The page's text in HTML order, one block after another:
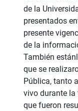
de la
presentados
presente
de la
También
que se
Pública, tanto
vivo durante la
que fueron